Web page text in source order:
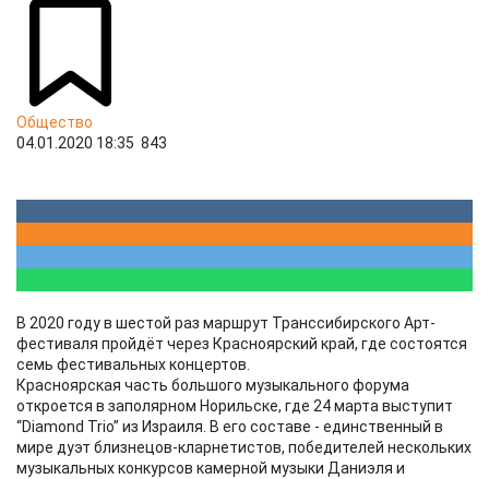
Общество
04.01.2020 18:35 843
В 2020 году в шестой раз маршрут Транссибирского Арт-
фестиваля пройдёт через Красноярский край, где состоятся
семь фестивальных концертов.
Красноярская часть большого музыкального форума
откроется в заполярном Норильске, где 24 марта выступит
“Diamond Trio” из Израиля. В его составе - единственный в
мире дуэт близнецов-кларнетистов, победителей нескольких
музыкальных конкурсов камерной музыки Даниэля и